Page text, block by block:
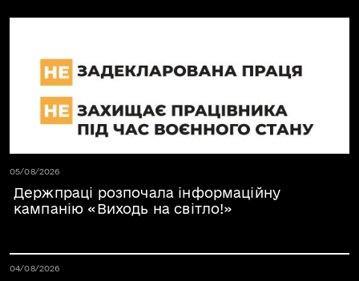
Дата публікації 05.08.2026
05/08/2026
Держпраці розпочала інформаційну
кампанію «Виходь на світло!»
Дата публікації 05.08.2026
04/08/2026